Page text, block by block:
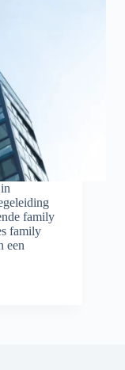
family
family
een